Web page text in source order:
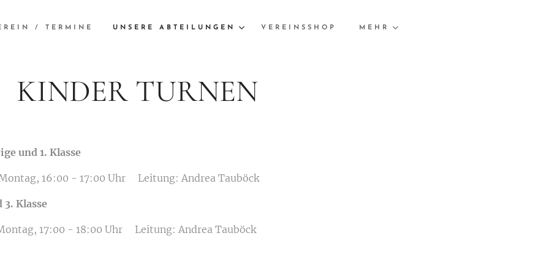
/ TERMINE UNSERE ABTEILUNGEN VEREINSSHOP MEHR
KINDER TURNEN
und 1. Klasse
16:00 - 17:00 Uhr Leitung: Andrea Tauböck
Klasse
17:00 - 18:00 Uhr Leitung: Andrea Tauböck